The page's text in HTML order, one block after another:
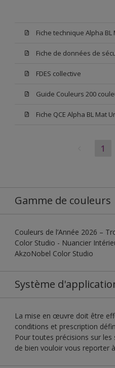
Fiche technique Alpha BL
FDES collective
Guide Couleurs 200
Fiche QCE Alpha BL Mat
1
Gamme de couleurs
Couleurs de l’Année 2026 –
Color Studio - Nuancier
AkzoNobel Color Studio
Système
La mise en œuvre doit être
conditions et prescription
Pour toutes précisions sur
de bien vouloir vous reporter